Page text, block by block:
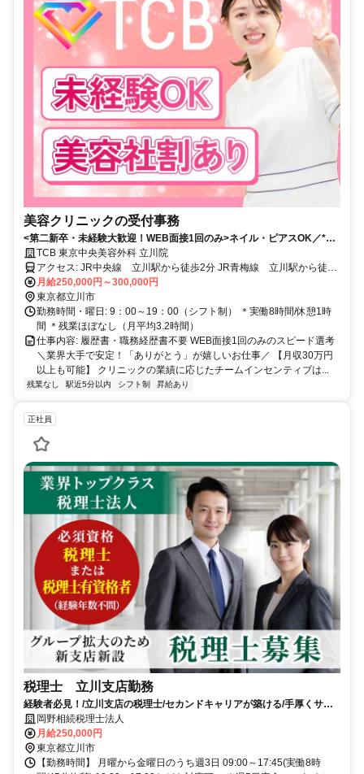
美容クリニックの受付事務
<第二新卒・未経験大歓迎！WEB面接1回のみ>ネイル・ピアスOK／*残
業月平均3.2h*美容社割あり／20・30代女性活躍中／立川駅から徒歩2分
TCB 東京中央美容外科 立川院
アクセス: JR中央線 立川駅から徒歩2分 JR青梅線 立川駅から徒歩
2分 JR南武線 立川駅から徒歩2分
月給250,000円～300,000円
東京都立川市
勤務時間・曜日: 9：00～19：00（シフト制） ＊実働8時間/休憩1時
間 ＊残業ほぼなし（月平均3.2時間）
仕事内容: 履歴書・職務経歴書不要 WEB面接1回のみのスピード選考
＼業界大手で安定！「ありがとう」が嬉しいお仕事／ 【月収30万円
以上も可能】 クリニックの業績に応じたチームインセンティブは...
残業なし 駅近5分以内 シフト制 昇給あり
正社員
税理士 立川支店勤務
経験者必見！/立川支店の税理士/セカンドキャリアが築ける/手厚くサポ
ート！岡野相続税理士法人
月給250,000円
東京都立川市
【勤務時間】 月曜から金曜日のうち週3日 09:00～17:45(実働8時